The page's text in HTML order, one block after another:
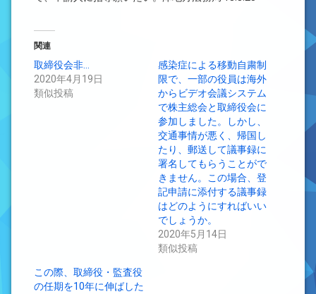
関連
取締役会非…
2020年4月19日
類似投稿
感染症による移動自粛制
限で、一部の役員は海外
からビデオ会議システム
で株主総会と取締役会に
参加しました。しかし、
交通事情が悪く、帰国し
たり、郵送して議事録に
署名してもらうことがで
きません。この場合、登
記申請に添付する議事録
はどのようにすればいい
でしょうか。
2020年5月14日
類似投稿
この際、取締役・監査役
の任期を10年に伸ばした